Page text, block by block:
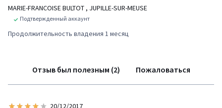
MARIE-FRANCOISE BULTOT , JUPILLE-SUR-MEUSE
Подтвержденный аккаунт
Продолжительность владения 1 месяц
Отзыв был полезным (2) Пожаловаться
20/12/2017